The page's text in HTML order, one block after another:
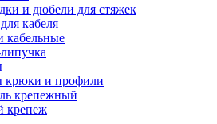
и дюбели для стяжек
кабеля
кабельные
крюки и профили
крепежный
крепеж